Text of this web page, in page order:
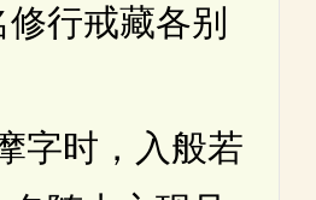
行戒藏各别
时，入般若